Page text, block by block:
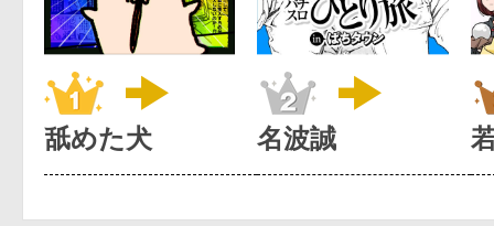
舐めた犬 名波誠